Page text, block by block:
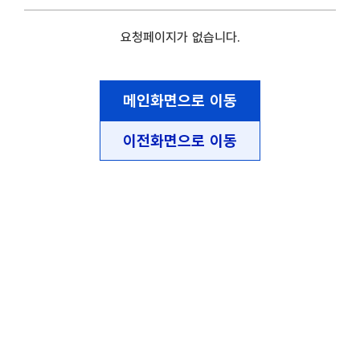
요청페이지가 없습니다.
메인화면으로 이동
이전화면으로 이동